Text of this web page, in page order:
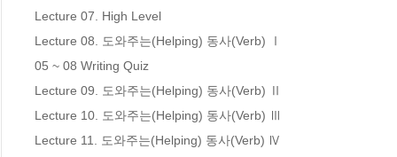
Lecture 07. High Level
Lecture 08. 도와주는(Helping) 동사(Verb) Ⅰ
05 ~ 08 Writing Quiz
Lecture 09. 도와주는(Helping) 동사(Verb) Ⅱ
Lecture 10. 도와주는(Helping) 동사(Verb) Ⅲ
Lecture 11. 도와주는(Helping) 동사(Verb) Ⅳ